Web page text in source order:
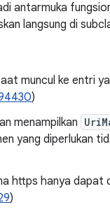
antarmuka
langsung di
muncul ke entri
)
menampilkan
yang diperlukan
https hanya
)